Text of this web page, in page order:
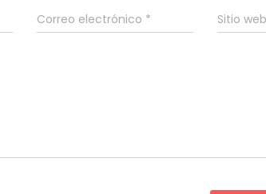
Correo electrónico * Sitio web